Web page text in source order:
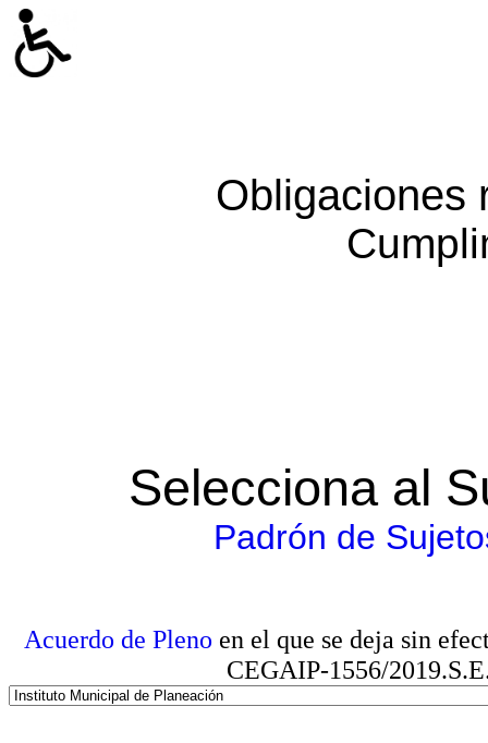
Obligaciones
Selecciona al
Padrón de
Acuerdo de Pleno en el que se deja sin
CEGAIP-1556/